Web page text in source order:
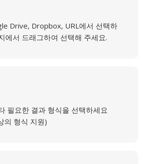
Drive, Dropbox, URL에서 선택하
에서 드래그하여 선택해 주세요.
필요한 결과 형식을 선택하세요
의 형식 지원)